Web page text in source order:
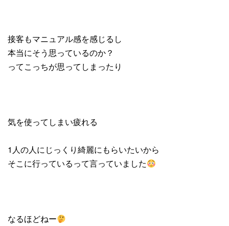
接客もマニュアル感を感じるし
本当にそう思っているのか？
ってこっちが思ってしまったり
気を使ってしまい疲れる
1人の人にじっくり綺麗にもらいたいから
そこに行っているって言っていました
なるほどねー